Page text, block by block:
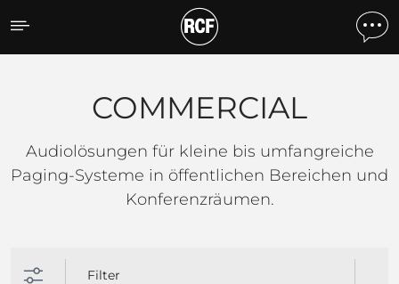
COMMERCIAL
COMMERCIAL
Audiolösungen für kleine bis umfangreiche
Paging-Systeme in öffentlichen Bereichen und
Konferenzräumen.
Filter